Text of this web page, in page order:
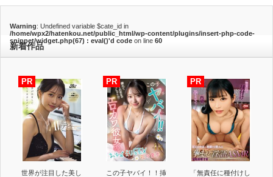
Warning: Undefined variable $cate_id in
/home/wpx2/hatenkou.net/public_html/wp-content/plugins/insert-php-code-
snippet/widget.php(67) : eval()'d code on line 60
新着作品
世界が注目した美し
この子ヤバイ！！挿
「無責任に種付けし